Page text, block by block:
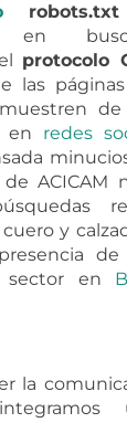
robots.txt
protocolo
las
en redes
ACICAM
y
en
la